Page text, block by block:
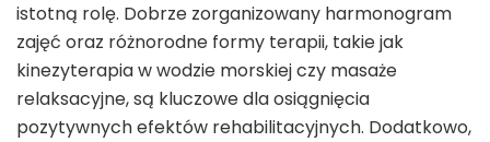
istotną rolę. Dobrze zorganizowany harmonogram
zajęć oraz różnorodne formy terapii, takie jak
kinezyterapia w wodzie morskiej czy masaże
relaksacyjne, są kluczowe dla osiągnięcia
pozytywnych efektów rehabilitacyjnych. Dodatkowo,